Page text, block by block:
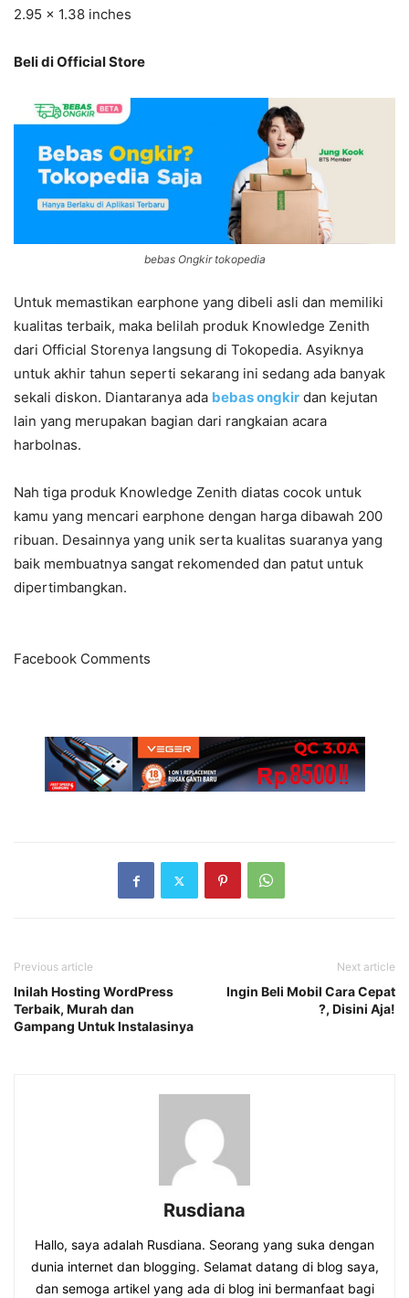
2.95 x 1.38 inches
Beli di Official Store
bebas Ongkir tokopedia
Untuk memastikan earphone yang dibeli asli dan memiliki
kualitas terbaik, maka belilah produk Knowledge Zenith
dari Official Storenya langsung di Tokopedia. Asyiknya
untuk akhir tahun seperti sekarang ini sedang ada banyak
sekali diskon. Diantaranya ada bebas ongkir dan kejutan
lain yang merupakan bagian dari rangkaian acara
harbolnas.
Nah tiga produk Knowledge Zenith diatas cocok untuk
kamu yang mencari earphone dengan harga dibawah 200
ribuan. Desainnya yang unik serta kualitas suaranya yang
baik membuatnya sangat rekomended dan patut untuk
dipertimbangkan.
Facebook Comments
Previous article
Inilah Hosting WordPress
Terbaik, Murah dan
Gampang Untuk Instalasinya
Next article
Ingin Beli Mobil Cara Cepat
?, Disini Aja!
Rusdiana
Hallo, saya adalah Rusdiana. Seorang yang suka dengan
dunia internet dan blogging. Selamat datang di blog saya,
dan semoga artikel yang ada di blog ini bermanfaat bagi